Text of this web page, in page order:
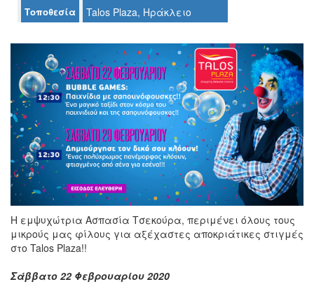
ΤΟΠΟΣ
ΜΑΣ
ΔΗΜΟΣ
ΠΟΛΙΤΙΣΜΟΣ
ΑΝΘΕΚΤΙΚΗ
ΠΟΛΗ
Τοποθεσία Talos Plaza, Ηράκλειο
Η εμψυχώτρια Ασπασία Τσεκούρα, περιμένει όλους τους
μικρούς μας φίλους για αξέχαστες αποκριάτικες στιγμές
στο Talos Plaza!!
Σάββατο 22 Φεβρουαρίου 2020